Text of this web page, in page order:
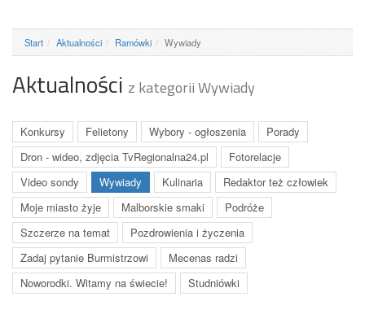
Start Aktualności Ramówki Wywiady
Aktualności z kategorii Wywiady
Konkursy Felietony Wybory - ogłoszenia
Porady
Dron - wideo, zdjęcia TvRegionalna24.pl
Fotorelacje
Video sondy
Wywiady Kulinaria
Redaktor też człowiek
Moje miasto żyje
Malborskie smaki
Podróże
Szczerze na temat
Pozdrowienia i życzenia
Zadaj pytanie Burmistrzowi
Mecenas radzi
Noworodki. Witamy na świecie!
Studniówki